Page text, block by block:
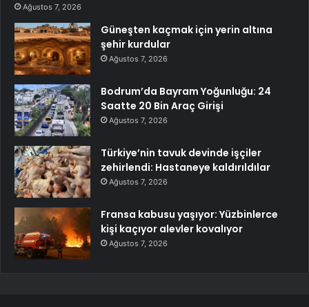
Ağustos 7, 2026
Güneşten kaçmak için yerin altına
şehir kurdular
Ağustos 7, 2026
Bodrum’da Bayram Yoğunluğu: 24
Saatte 20 Bin Araç Girişi
Ağustos 7, 2026
Türkiye’nin tavuk devinde işçiler
zehirlendi: Hastaneye kaldırıldılar
Ağustos 7, 2026
Fransa kabusu yaşıyor: Yüzbinlerce
kişi kaçıyor alevler kovalıyor
Ağustos 7, 2026